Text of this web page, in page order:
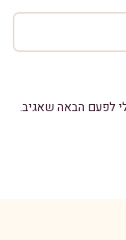
לפעם הבאה שאגיב.